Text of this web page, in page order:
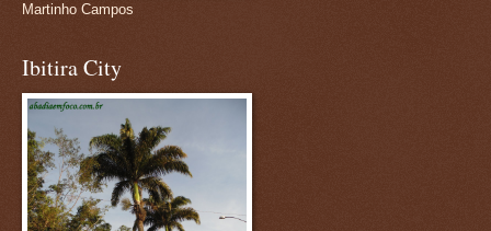
Martinho Campos
Ibitira City